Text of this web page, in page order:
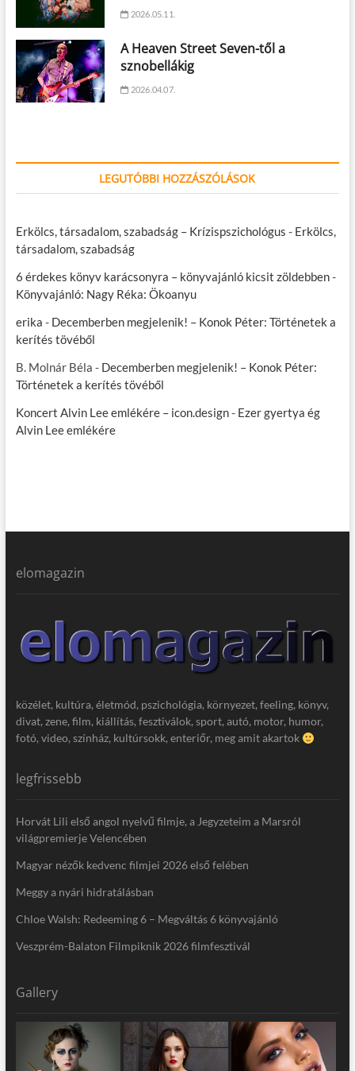
2026.05.11.
A Heaven Street Seven-től a
sznobellákig
2026.04.07.
LEGUTÓBBI HOZZÁSZÓLÁSOK
Erkölcs, társadalom, szabadság – Krízispszichológus - Erkölcs,
társadalom, szabadság
6 érdekes könyv karácsonyra – könyvajánló kicsit zöldebben-
Könyvajánló: Nagy Réka: Ökoanyu
erika - Decemberben megjelenik! – Konok Péter: Történetek a
kerítés tövéből
B. Molnár Béla - Decemberben megjelenik! – Konok Péter:
Történetek a kerítés tövéből
Koncert Alvin Lee emlékére – icon.design- Ezer gyertya ég
Alvin Lee emlékére
elomagazin
közélet, kultúra, életmód, pszichológia, környezet, feeling, könyv,
divat, zene, film, kiállítás, fesztiválok, sport, autó, motor, humor,
fotó, video, színház, kultúrsokk, enteriőr, meg amit akartok
legfrissebb
Horvát Lili első angol nyelvű filmje, a Jegyzeteim a Marsról
világpremierje Velencében
Magyar nézők kedvenc filmjei 2026 első felében
Meggy a nyári hidratálásban
Chloe Walsh: Redeeming 6 – Megváltás 6 könyvajánló
Veszprém-Balaton Filmpiknik 2026 filmfesztivál
Gallery